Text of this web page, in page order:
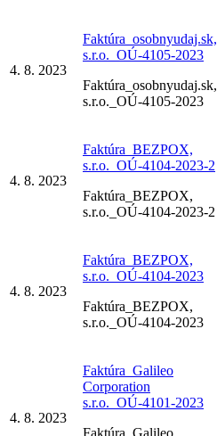
4. 8. 2023
Faktúra_osobnyudaj.sk,
s.r.o._OÚ-4105-2023
Faktúra_osobnyudaj.sk,
s.r.o._OÚ-4105-2023
4. 8. 2023
Faktúra_BEZPOX,
s.r.o._OÚ-4104-2023-2
Faktúra_BEZPOX,
s.r.o._OÚ-4104-2023-2
4. 8. 2023
Faktúra_BEZPOX,
s.r.o._OÚ-4104-2023
Faktúra_BEZPOX,
s.r.o._OÚ-4104-2023
4. 8. 2023
Faktúra_Galileo
Corporation
s.r.o._OÚ-4101-2023